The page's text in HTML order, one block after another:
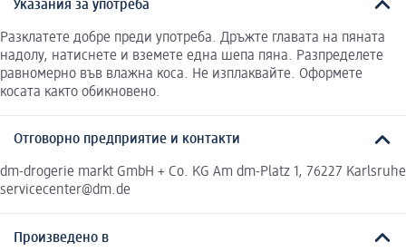
Указания за употреба
Разклатете добре преди употреба. Дръжте главата на пяната
надолу, натиснете и вземете една шепа пяна. Разпределете
равномерно във влажна коса. Не изплаквайте. Оформете
косата както обикновено.
Отговорно предприятие и контакти
dm-drogerie markt GmbH + Co. KG Am dm-Platz 1, 76227 Karlsruhe
servicecenter@dm.de
Произведено в